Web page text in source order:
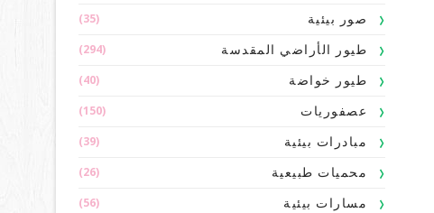
صور بيئية (35)
طيور الأراضي المقدسة (294)
طيور خواضة (40)
عصفوريات (150)
مبادرات بيئية (39)
محميات طبيعية (26)
مسارات بيئية (56)